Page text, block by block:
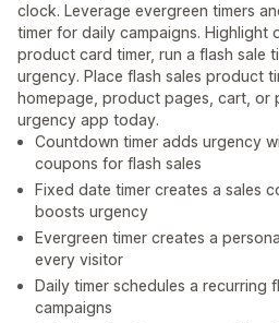
clock. Leverage evergreen timers
timer for daily campaigns. Highlight
product card timer, run a flash sale
urgency. Place flash sales product
homepage, product pages, cart, or
urgency app today.
Countdown timer adds urgency
coupons for flash sales
Fixed date timer creates a sales
boosts urgency
Evergreen timer creates a
every visitor
Daily timer schedules a recurring
campaigns